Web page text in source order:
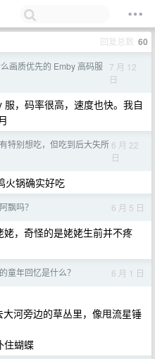
回复总数 60
画质优先的 Emby 高码服
7 月 12
日
，码率很高，速度也快。我自
特别想吃，但吃到后大失所 6 月 22
日
火锅确实好吃
飘吗？ 6 月 5 日
，奇怪的是姥姥生前并不疼
童年回忆是什么？ 6 月 1 日
河旁边的草丛里，像甩流星锤
住蝴蝶